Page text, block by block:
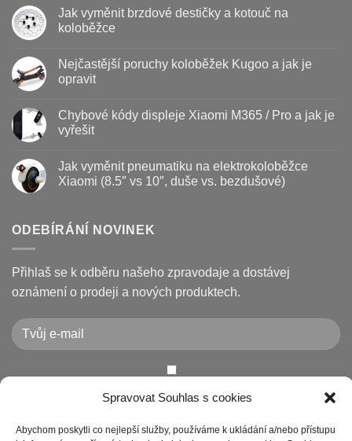
Spravovat Souhlas s cookies
Abychom poskytli co nejlepší služby, používáme k ukládání a/nebo přístupu
textu
s
koloběžky
kdy
jak
prodloužit
životnost
Jak vyměnit brzdové destičky a kotouč na
koloběžce
u
textu
s
vyměnit
brzdové
destičky
na
koloběžce
Nejčastější poruchy koloběžek Kugoo a jak je
opravit
u
textu
s
poruchy
koloběžek
Kugoo
opravit
Chybové kódy displeje Xiaomi M365 / Pro a jak je
vyřešit
textu
s
displeje
Xiaomi
Pro
a
jak
je
Jak vyměnit pneumatiku na elektrokoloběžce
Xiaomi (8.5″ vs 10″, duše vs. bezdušové)
textu
s
vyměnit
pneumatiku
na
elektrokoloběžce
(8.5″
vs
10″,
duše
ODEBÍRÁNÍ NOVINEK
Přihlaš se k odběru našeho zpravodaje a dostávej
oznámení o prodeji a nových produktech.
Chcete-li odeslat tento formulář, musíte přijmout naše